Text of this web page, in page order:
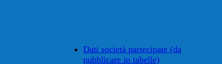
Dati società partecipate (da
pubblicare in tabelle)